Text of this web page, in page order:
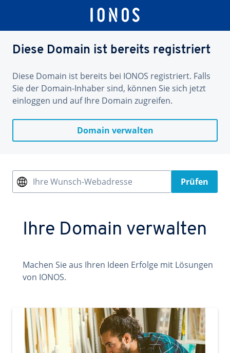
Diese Domain ist bereits registriert
Diese Domain ist bereits bei IONOS registriert. Falls
Sie der Domain-Inhaber sind, können Sie sich jetzt
einloggen und auf Ihre Domain zugreifen.
Domain verwalten
Ihre Wunsch-Webadresse Prüfen
Ihre Domain verwalten
Machen Sie aus Ihren Ideen Erfolge mit Lösungen
von IONOS.